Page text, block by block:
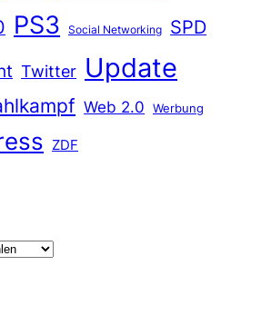
PS3 Social Networking
SPD
Twitter Update
Web 2.0 Werbung
ZDF